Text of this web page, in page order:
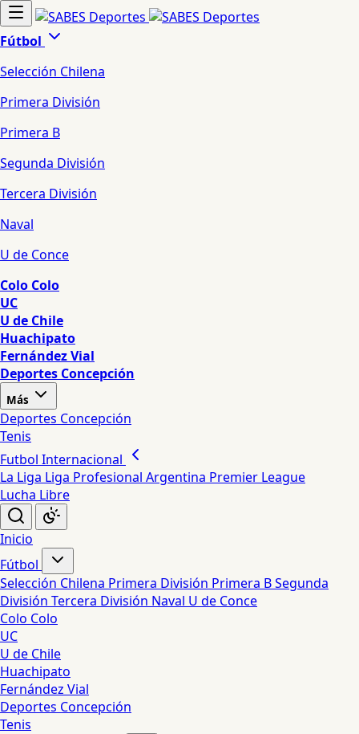
Fútbol
Selección Chilena
Primera División
Primera B
Segunda División
Tercera División
Naval
U de Conce
Colo Colo
UC
U de Chile
Huachipato
Fernández Vial
Deportes Concepción
Más
Deportes Concepción
Tenis
Futbol Internacional
La Liga Liga Profesional Argentina Premier League
Lucha Libre
Inicio
Fútbol
Selección Chilena Primera División Primera BSegunda
División Tercera División Naval U de Conce
Colo Colo
UC
U de Chile
Huachipato
Fernández Vial
Deportes Concepción
Tenis